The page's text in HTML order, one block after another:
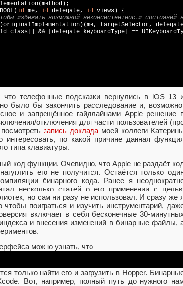
BOOL(id me, id delegate, id views) {
избежать возможной неконсистентности состояний
targetSelector,
class]] && [delegate keyboardType] ==
что телефонные подсказки вернулись в iOS 13
было бы закончить расследование и, возможно,
и запрещённое гайдлайнами Apple решение
отключения для части пользователей
запись доклада моей коллеги Катерины
по какой причине данная функция
типа клавиатуры.
код функции. Очевидно, что Apple не раздаёт код
его не получится. Остаётся только
бинарного кода. Ранее я
несколько статей о его применении с
но сам ни разу не использовал. И сразу же я
поиграться и изучить инструментарий,
включает в себя бесконечные 30-минутных
и внесения изменений в бинарные файлы,
можно узнать, что
только найти его и загрузить в Hopper.
Вот, например, полный путь до нужного